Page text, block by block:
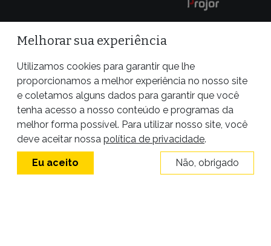
Site desenvolvido por
Melhorar sua experiência
Utilizamos cookies para garantir que lhe
proporcionamos a melhor experiência no nosso site
e coletamos alguns dados para garantir que você
tenha acesso a nosso conteúdo e programas da
melhor forma possível. Para utilizar nosso site, você
deve aceitar nossa política de privacidade.
Eu aceito Não, obrigado